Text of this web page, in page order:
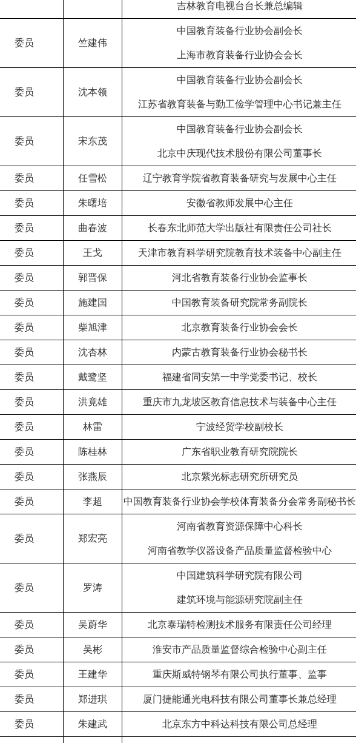
吉林教育电视台台长兼总编辑
委员 竺建伟
中国教育装备行业协会副会长
上海市教育装备行业协会会长
委员 沈本领
中国教育装备行业协会副会长
江苏省教育装备与勤工俭学管理中心书记兼主任
委员 宋东茂
中国教育装备行业协会副会长
北京中庆现代技术股份有限公司董事长
委员 任雪松 辽宁教育学院省教育装备研究与发展中心主任
委员 朱曙培 安徽省教师发展中心主任
委员 曲春波 长春东北师范大学出版社有限责任公司 社长
委员 王戈 天津市教育科学研究院教育技术装备中心副主任
委员 郭晋保 河北省教育装备行业协会监事长
委员 施建国 中国教育装备研究院常务副院长
委员 柴旭津 北京教育装备行业协会会长
委员 沈杏林 内蒙古教育装备行业协会秘书长
委员 戴鹭坚 福建省同安第一中学党委书记、校长
委员 洪竟雄 重庆市九龙坡区教育信息技术与装备中心主任
委员 林雷 宁波经贸学校副校长
委员 陈桂林 广东省职业教育研究院院长
委员 张燕辰 北京紫光标志研究所研究员
委员 李超 中国教育装备行业协会学校体育装备分会常务副秘书长
委员 郑宏亮
河南省教育资源保障中心科长
河南省教学仪器设备产品质量监督检验中心
委员 罗涛
中国建筑科学研究院有限公司
建筑环境与能源研究院副主任
委员 吴蔚华 北京泰瑞特检测技术服务有限责任公司 经理
委员 吴彬 淮安市产品质量监督综合检验中心副主任
委员 王建华 重庆斯威特钢琴有限公司 执行董事、监事
委员 郑进琪 厦门捷能通光电科技有限公司 董事长兼总经理
委员 朱建武 北京东方中科达科技有限公司总经理